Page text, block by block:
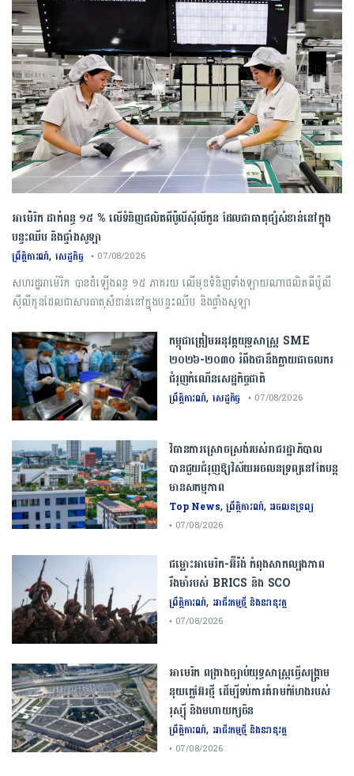
អាម៉េរិក ដាក់ពន្ធ ១៥ % លើទំនិញផលិតពីប៉ូលីស៊ីលីកូន ដែលជាធាតុផ្សំសំខាន់នៅក្នុង
បន្ទះឈីប និងផ្ទាំងសូឡា
ព្រឹត្តិការណ៍, សេដ្ឋកិច្ច • 07/08/2026
សហរដ្ឋអាម៉េរិក បានដំឡើងពន្ធ ១៥ ភាគរយ លើមុខទំនិញទាំងឡាយណាផលិតពីប៉ូលី
ស៊ីលីកូនដែលជាសារធាតុសំខាន់នៅក្នុងបន្ទះឈីប និងផ្ទាំងសូឡា
កម្ពុជា​ត្រៀមអនុវត្ត​យុទ្ធសាស្ត្រ​ ​SME​ ​
២០២៦​-​២០៣០​ រំពឹងថានឹងក្លាយ​ជា​ចលករ​
ជំរុញ​កំណើន​សេដ្ឋកិច្ច​ជាតិ​
ព្រឹត្តិការណ៍, សេដ្ឋកិច្ច • 07/08/2026
វិធានការស្រោចស្រង់របស់រាជរដ្ឋាភិបាល​
បាន​ជួយ​ជំរុញឱ្យវិស័យ​អចលនទ្រព្យនៅតែបន្ត​
មានសកម្មភាព
Top News,ព្រឹត្តិការណ៍, អចលនទ្រព្យ
• 07/08/2026
ជម្លោះ​អាមេរិក​-​អ៊ីរ៉ង់​ ​កំពុង​សាកល្បង​ភាព​
រឹងមាំ​របស់​ ​BRICS​ ​និង​ ​SCO​
ព្រឹត្តិការណ៍, អាជីវកម្មថ្មី និងនវានុវត្ត
• 07/08/2026
​អាមេរិក​ ពង្រាងច្បាប់​យុទ្ធសាស្ត្រ​ធ្វើ​សង្គ្រាម​
នុយក្លេអ៊ែរ​ថ្មី ដើម្បីទប់ការគំរាមកំហែងរបស់​
រុស្ស៊ី និងមហាយក្សចិន
ព្រឹត្តិការណ៍, អាជីវកម្មថ្មី និងនវានុវត្ត
• 07/08/2026